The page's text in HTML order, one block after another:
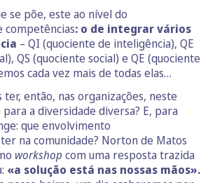
se põe, este ao nível do
competências: o de integrar vários
– QI (quociente de inteligência), QE
QS (quociente social) e QE (quociente
cada vez mais de todas elas…
então, nas organizações, neste
a diversidade diversa? E, para
que envolvimento
na comunidade? Norton de Matos
workshop com uma resposta trazida
«a solução está nas nossas mãos».